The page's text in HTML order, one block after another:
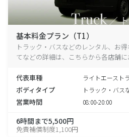
基本料金プラン（T1）
トラック・バスなどのレンタル、お
てなどの詳細は、こちらから各店舗に
代表車種 ライトエースト
ボディタイプ トラック・バス
営業時間 08:00-20:00
6時間まで5,500円
免責補償制度1,100円